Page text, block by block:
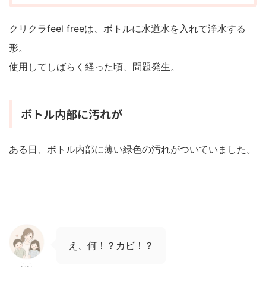
クリクラfeel freeは、ボトルに水道水を入れて浄水する
形。
使用してしばらく経った頃、問題発生。
ボトル内部に汚れが
ある日、ボトル内部に薄い緑色の汚れがついていました。
ここ
え、何！？カビ！？